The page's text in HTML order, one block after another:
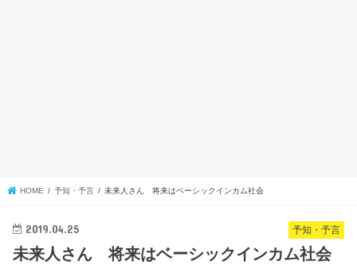
HOME 予知・予言 未来人さん 将来はベーシックインカム社会
予知・予言
2019.04.25
未来人さん 将来はベーシックインカム社会